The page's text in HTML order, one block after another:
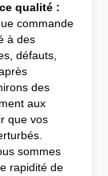
qualité :
commande
à des
défauts,
des
aux
que vos
sommes
rapidité de